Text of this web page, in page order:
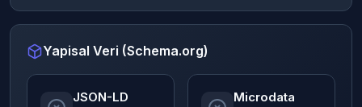
Yapisal Veri (Schema.org)
JSON-LD Microdata